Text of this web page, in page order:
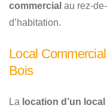
commercial au rez-
d’habitation.
Local
Bois
La location d’un